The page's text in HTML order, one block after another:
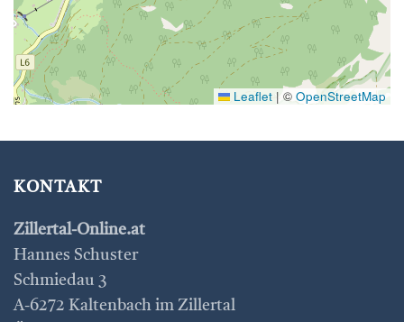
Leaflet | © OpenStreetMap
KONTAKT
Zillertal-Online.at
Hannes Schuster
Schmiedau 3
A-6272 Kaltenbach im Zillertal